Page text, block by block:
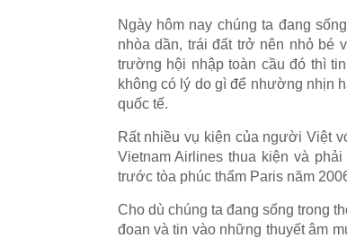
Ngày hôm nay chúng ta đang
nhòa dần, trái đất trở nên nhỏ bé
trường hội nhập toàn cầu đó thì
không có lý do gì để nhường nhịn
quốc tế.
Rất nhiều vụ kiện của người Việt
Vietnam Airlines thua kiện và
trước tòa phúc thẩm Paris năm
Cho dù chúng ta đang sống trong
đoan và tin vào những thuyết âm